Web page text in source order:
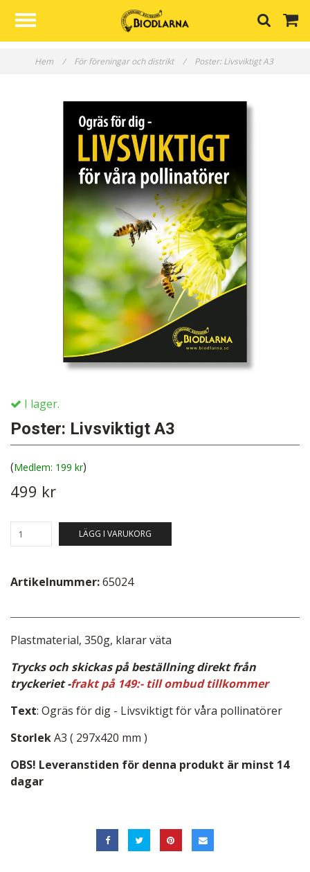
Hem / För föreningar och distrikt / Poster: Livsviktigt A3
I lager.
Poster: Livsviktigt A3
( 199 kr)
499 kr
LÄGG I VARUKORG
Artikelnummer:65024
Plastmaterial, 350g, klarar väta
Trycks och skickas på beställning direkt från
tryckeriet -frakt på 149:- till ombud tillkommer
Text: Ogräs för dig - Livsviktigt för våra pollinatörer
StorlekA3 ( 297x420 mm )
OBS! Leveranstiden för denna produkt är minst 14
dagar